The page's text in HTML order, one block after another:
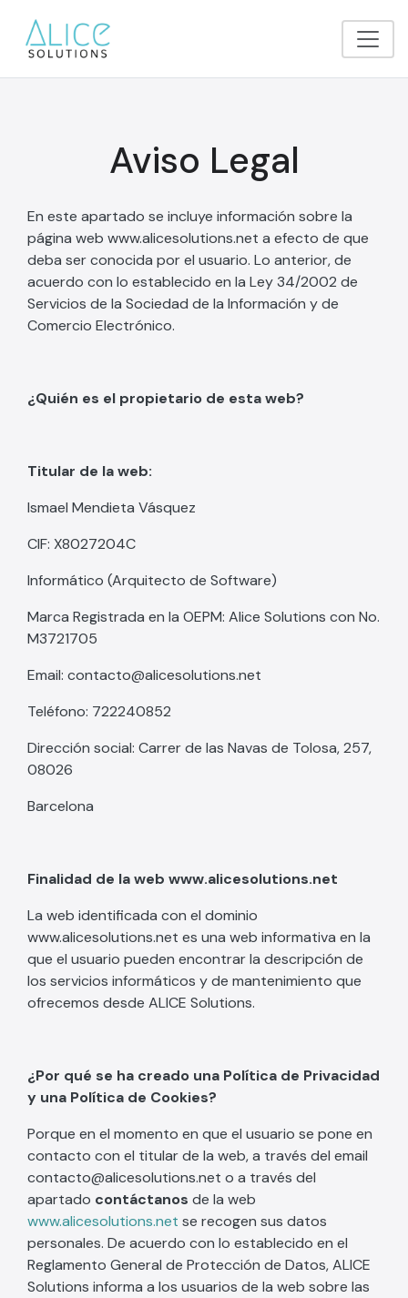
Aviso Legal
En este apartado se incluye información sobre la
página web www.alicesolutions.net a efecto de que
deba ser conocida por el usuario. Lo anterior, de
acuerdo con lo establecido en la Ley 34/2002 de
Servicios de la Sociedad de la Información y de
Comercio Electrónico.
¿Quién es el propietario de esta web?
Titular de la web:
Ismael Mendieta Vásquez
CIF: X8027204C
Informático (Arquitecto de Software)
Marca Registrada en la OEPM: Alice Solutions con No.
M3721705
Email: contacto@alicesolutions.net
Teléfono: 722240852
Dirección social: Carrer de las Navas de Tolosa, 257,
08026
Barcelona
Finalidad de la web www.alicesolutions.net
La web identificada con el dominio
www.alicesolutions.net es una web informativa en la
que el usuario pueden encontrar la descripción de
los servicios informáticos y de mantenimiento que
ofrecemos desde ALICE Solutions.
¿Por qué se ha creado una Política de Privacidad
y una Política de Cookies?
Porque en el momento en que el usuario se pone en
contacto con el titular de la web, a través del email
contacto@alicesolutions.net o a través del
apartado contáctanos de la web
www.alicesolutions.net se recogen sus datos
personales. De acuerdo con lo establecido en el
Reglamento General de Protección de Datos, ALICE
Solutions informa a los usuarios de la web sobre las